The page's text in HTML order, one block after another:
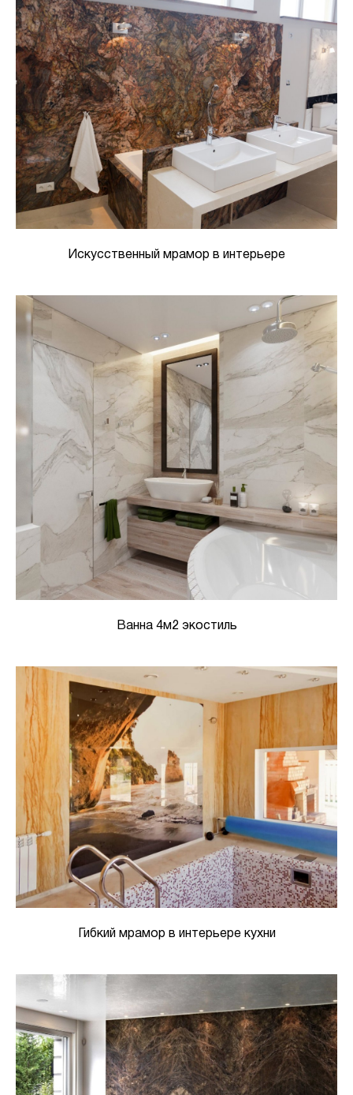
Искусственный мрамор в интерьере
Ванна 4м2 экостиль
Гибкий мрамор в интерьере кухни